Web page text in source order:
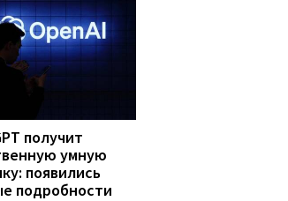
получит
умную
появились
подробности